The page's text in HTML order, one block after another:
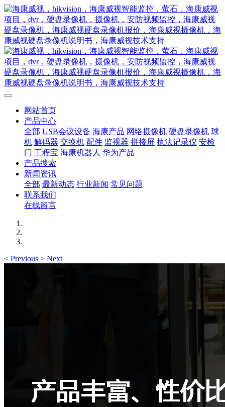
网站首页
产品中心
全部 USB会议设备 海康产品 网络摄像机 硬盘录像机 球
机 解码器 交换机 配件 监视器 拼接屏 执法记录仪 安检
门 工程宝 海康机器人 华为产品
产品搜索
新闻资讯
全部 最新动态 行业新闻 常见问题
联系我们
在线留言
< Previous > Next